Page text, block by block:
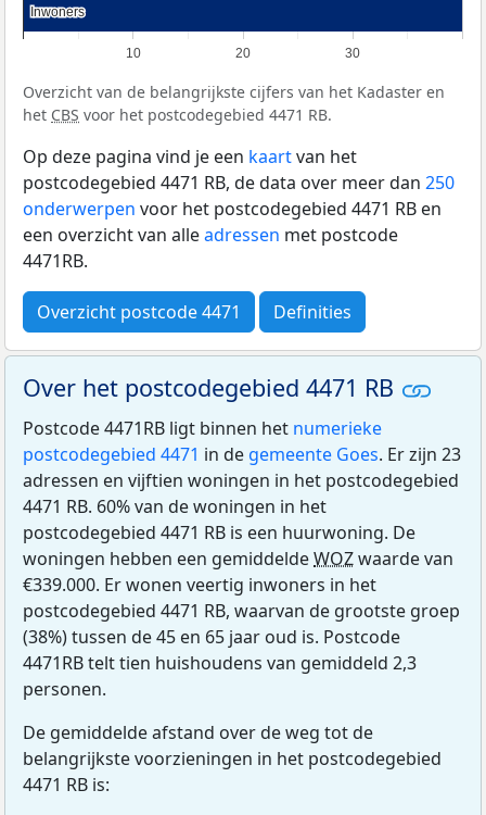
10 20 30
Inwoners
Inwoners
Overzicht van de belangrijkste cijfers van het Kadaster en
het CBS voor het postcodegebied 4471 RB.
Op deze pagina vind je een kaartvan het
postcodegebied 4471 RB, de data over meer dan 250
onderwerpen voor het postcodegebied 4471 RB en
een overzicht van alleadressen met postcode
4471RB.
Overzicht postcode 4471 Definities
Over het postcodegebied 4471 RB
Postcode 4471RB ligt binnen het numerieke
postcodegebied 4471 in de gemeente Goes. Er zijn 23
adressen en vijftien woningen in het postcodegebied
4471 RB. 60% van de woningen in het
postcodegebied 4471 RB is een huurwoning. De
woningen hebben een gemiddeldeWOZwaarde van
€339.000. Er wonen veertig inwoners in het
postcodegebied 4471 RB, waarvan de grootste groep
(38%) tussen de 45 en 65 jaar oud is. Postcode
4471RB telt tien huishoudens van gemiddeld 2,3
personen.
De gemiddelde afstand over de weg tot de
belangrijkste voorzieningen in het postcodegebied
4471 RB is: